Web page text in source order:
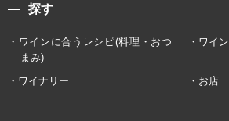
探す
ワインに合うレシピ(料理・おつ
まみ)
ワイン
ワイナリー お店